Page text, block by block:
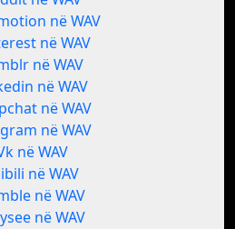
në WAV
në WAV
në WAV
në WAV
në WAV
në WAV
në WAV
në WAV
në WAV
në WAV